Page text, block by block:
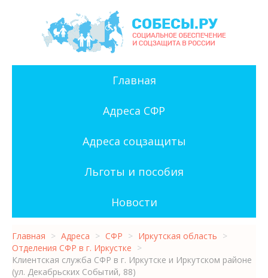
Главная
Адреса СФР
Адреса соцзащиты
Льготы и пособия
Новости
Главная > Адреса > СФР > Иркутская область >
Отделения СФР в г. Иркустке >
Клиентская служба СФР в г. Иркутске и Иркутском районе
(ул. Декабрьских Событий, 88)